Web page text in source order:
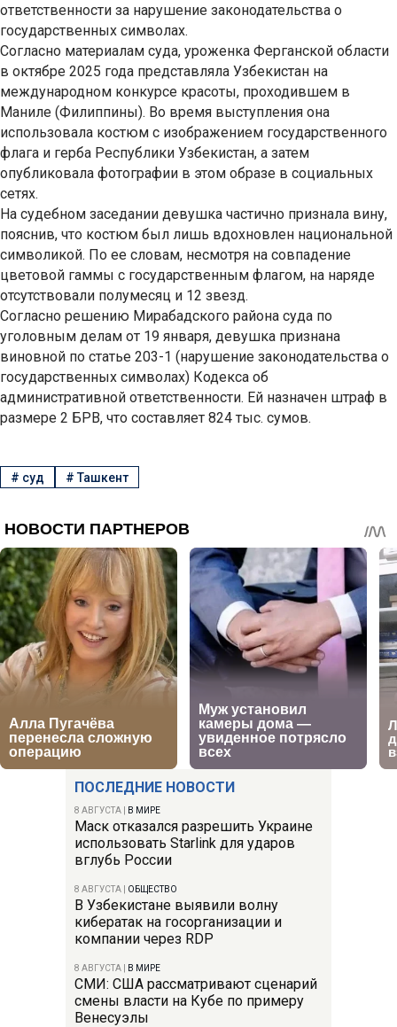
ПОСЛЕДНИЕ НОВОСТИ
8 АВГУСТА В МИРЕ
Маск отказался разрешить Украине
использовать Starlink для ударов
вглубь России
8 АВГУСТА ОБЩЕСТВО
В Узбекистане выявили волну
кибератак на госорганизации и
компании через RDP
8 АВГУСТА В МИРЕ
СМИ: США рассматривают сценарий
смены власти на Кубе по примеру
Венесуэлы
ответственности за нарушение законодательства о
государственных символах.
Согласно материалам суда, уроженка Ферганской области
в октябре 2025 года представляла Узбекистан на
международном конкурсе красоты, проходившем в
Маниле (Филиппины). Во время выступления она
использовала костюм с изображением государственного
флага и герба Республики Узбекистан, а затем
опубликовала фотографии в этом образе в социальных
сетях.
На судебном заседании девушка частично признала вину,
пояснив, что костюм был лишь вдохновлен национальной
символикой. По ее словам, несмотря на совпадение
цветовой гаммы с государственным флагом, на наряде
отсутствовали полумесяц и 12 звезд.
Согласно решению Мирабадского района суда по
уголовным делам от 19 января, девушка признана
виновной по статье 203-1 (нарушение законодательства о
государственных символах) Кодекса об
административной ответственности. Ей назначен штраф в
размере 2 БРВ, что составляет 824 тыс. сумов.
# суд #Ташкент